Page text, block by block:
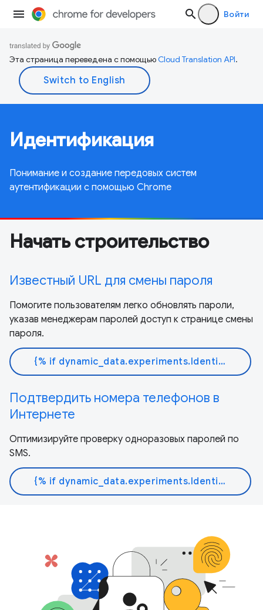
Войти
Эта страница переведена с помощьюCloud Translation API.
Идентификация
Понимание и создание передовых систем
аутентификации с помощью Chrome
Начать строительство
Известный URL для смены пароля
Помогите пользователям легко обновлять пароли,
указав менеджерам паролей доступ к странице смены
пароля.
{% if dynamic_data.experiments.IdentityButtonTextFeature.button_variant == 'variant_a' %}Узнать больше{% else %}Читать документ{% endif %}
Подтвердить номера телефонов в
Интернете
Оптимизируйте проверку одноразовых паролей по
SMS.
{% if dynamic_data.experiments.IdentityButtonTextFeature.button_variant == 'variant_a' %}Узнать больше{% else %}Читать документ{% endif %}